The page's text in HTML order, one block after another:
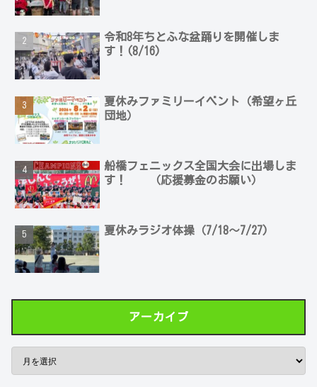
令和8年ちとふな盆踊りを開催しま
す！(8/16)
夏休みファミリーイベント（希望ヶ丘
団地）
船橋フェニックス全国大会に出場しま
す！ （応援募金のお願い）
夏休みラジオ体操（7/18～7/27)
アーカイブ